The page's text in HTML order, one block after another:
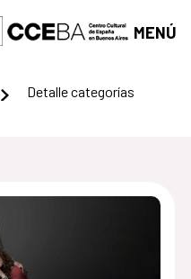
MENÚ
Detalle categorías